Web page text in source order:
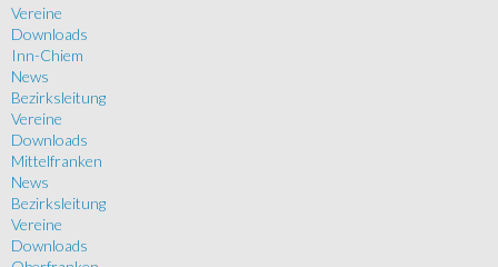
Vereine
Downloads
Inn-Chiem
News
Bezirksleitung
Vereine
Downloads
Mittelfranken
News
Bezirksleitung
Vereine
Downloads